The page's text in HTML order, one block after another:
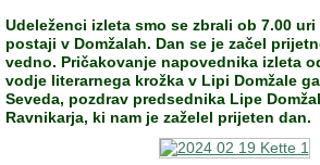
Udeleženci izleta smo se zbrali ob 7.00
postaji v Domžalah. Dan se je začel
vedno. Pričakovanje napovednika izleta
vodje literarnega krožka v Lipi Domžale
Seveda, pozdrav predsednika Lipe
Ravnikarja, ki nam je zaželel prijeten dan.